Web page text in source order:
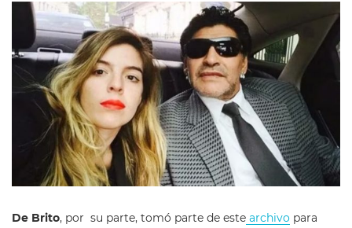
De Brito, por su parte, tomó parte de este archivo para